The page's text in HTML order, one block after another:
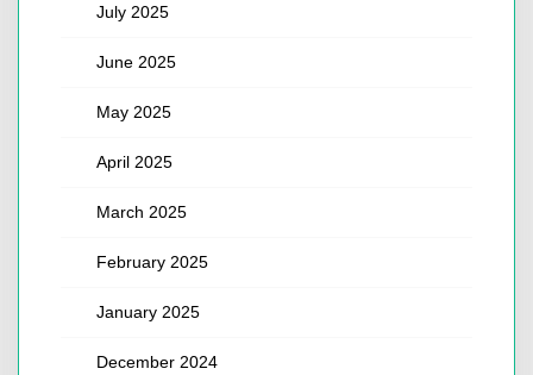
July 2025
June 2025
May 2025
April 2025
March 2025
February 2025
January 2025
December 2024